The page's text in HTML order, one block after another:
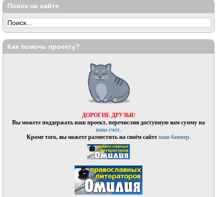
Поиск на сайте
Как помочь проекту?
ДОРОГИЕ ДРУЗЬЯ!
Вы можете поддержать наш проект, перечислив доступную вам сумму на
наш счёт.
Кроме того, вы можете разместить на своём сайтенаш баннер.